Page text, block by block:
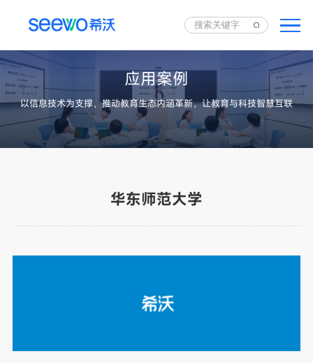
应用案例
以信息技术为支撑，推动教育生态内涵革新，让教育与科技智慧互联
华东师范大学